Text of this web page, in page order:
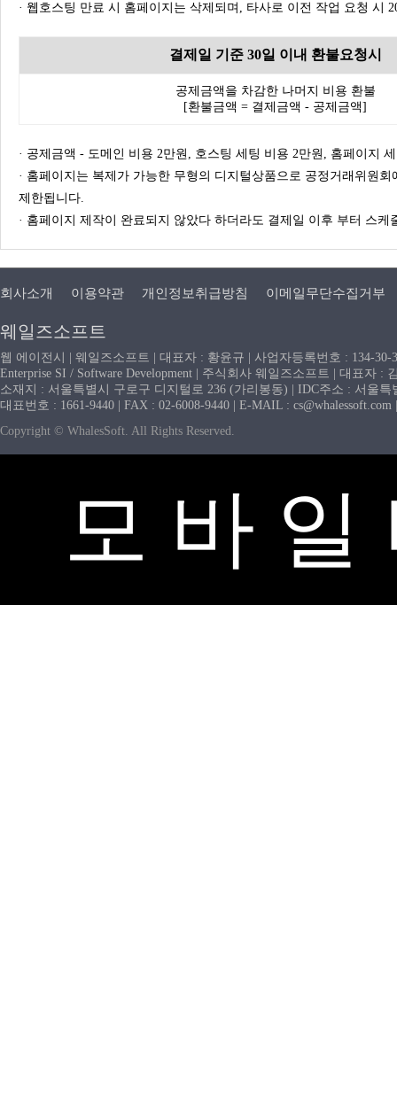
· 웹호스팅 만료 시 홈페이지는 삭제되며, 타사로 이전 작업 요청 시
결제일 기준 30일 이내 환불요청시
공제금액을 차감한 나머지 비용 환불
[환불금액 = 결제금액 - 공제금액]
· 공제금액 - 도메인 비용 2만원, 호스팅 세팅 비용 2만원, 홈페이지
· 홈페이지는 복제가 가능한 무형의 디지털상품으로 공정거래위원
제한됩니다.
· 홈페이지 제작이 완료되지 않았다 하더라도 결제일 이후 부터 스
회사소개 이용약관 개인정보취급방침 이메일무단수집거부
웨일즈소프트
웹 에이전시 | 웨일즈소프트 | 대표자 : 황윤규 | 사업자등록번호 : 134-
Enterprise SI / Software Development | 주식회사 웨일즈소프트 | 대표자 :
소재지 : 서울특별시 구로구 디지털로 236 (가리봉동) | IDC주소 : 서울
대표번호 : 1661-9440 | FAX : 02-6008-9440 | E-MAIL :
Copyright © WhalesSoft. All Rights Reserved.
모 바 일